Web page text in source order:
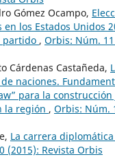
Gómez Ocampo,
los Estados Unidos
partido , Orbis: Núm.
Cárdenas Castañeda,
naciones.
para la
la región , Orbis: Núm.
La carrera
(2015): Revista Orbis